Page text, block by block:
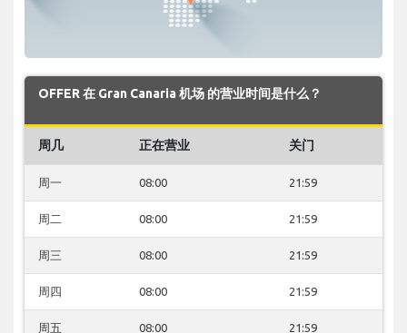
OFFER 在 Gran Canaria 机场 的营业时间是什么？
周几 正在营业 关门
周一 08:00 21:59
周二 08:00 21:59
周三 08:00 21:59
周四 08:00 21:59
周五 08:00 21:59